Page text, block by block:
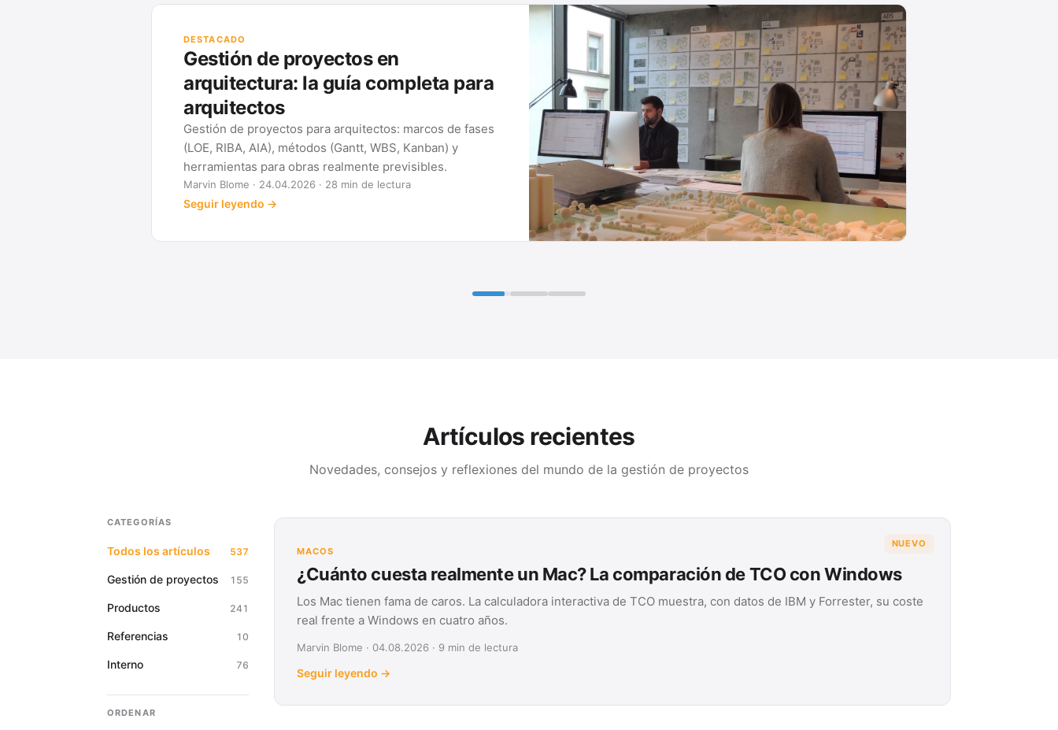
GUÍAS DE GESTIÓN DE PROYECTOS
Métodos y herramientas para tu trabajo de proyecto: del clásico Gantt al mind map.
MÉTODO 01
Diagramas de Gantt
Qué es un diagrama de Gantt, cómo
crearlo y qué herramientas valen la
pena en …
guían a los equipos y cómo
tablero …
Artículos recientes
Novedades, consejos y reflexiones del mundo de la gestión de proyectos
CATEGORÍAS
Todos los artículos 537
Gestión de proyectos 155
Productos 241
Referencias 10
Interno 76
ORDENAR
NUEVO
MACOS
¿Cuánto cuesta realmente un Mac? La comparación de TCO con Windows
Los Mac tienen fama de caros. La calculadora interactiva de TCO muestra, con datos de IBM y Forrester, su coste
real frente a Windows en cuatro años.
Marvin Blome · 04.08.2026 · 9 min de lectura
Seguir leyendo →